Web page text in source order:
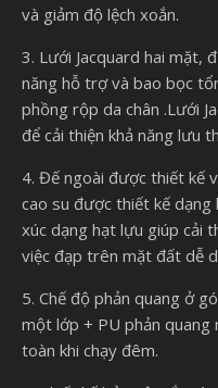
và giảm độ lệch xoắn.
3. Lưới Jacquard hai mặt,
năng hỗ trợ và bao bọc
phồng rộp da chân .Lưới
để cải thiện khả năng lưu
4. Đế ngoài được thiết kế
cao su được thiết kế
xúc dạng hạt lựu giúp cải
việc đạp trên mặt đất dễ
5. Chế độ phản quang ở
một lớp + PU phản
toàn khi chạy đêm.